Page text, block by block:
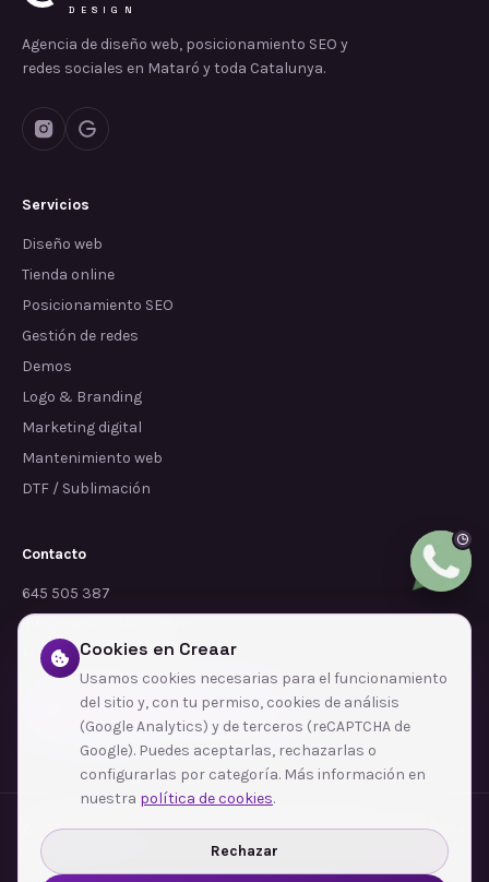
DESIGN
Agencia de diseño web, posicionamiento SEO y
redes sociales en Mataró y toda Catalunya.
Servicios
Diseño web
Tienda online
Posicionamiento SEO
Gestión de redes
Demos
Logo & Branding
Marketing digital
Mantenimiento web
DTF / Sublimación
Contacto
645 505 387
info@dependalium.com
Mataró (Barcelona)
Déjanos tu reseña en Google
Zonas de cobertura·Barcelona·L'Hospitalet de Llobregat·Terrassa·Badalona
Sabadell
Santa Coloma de Gramenet
Ver todas las zonas →
Cookies en Creaar
Usamos cookies necesarias para el funcionamiento
del sitio y, con tu permiso, cookies de análisis
(Google Analytics) y de terceros (reCAPTCHA de
Google). Puedes aceptarlas, rechazarlas o
configurarlas por categoría. Más información en
nuestra política de cookies.
Rechazar